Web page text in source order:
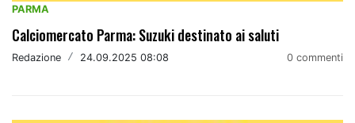
PARMA
Calciomercato Parma: Suzuki destinato ai saluti
Redazione / 24.09.2025 08:08 0 commenti